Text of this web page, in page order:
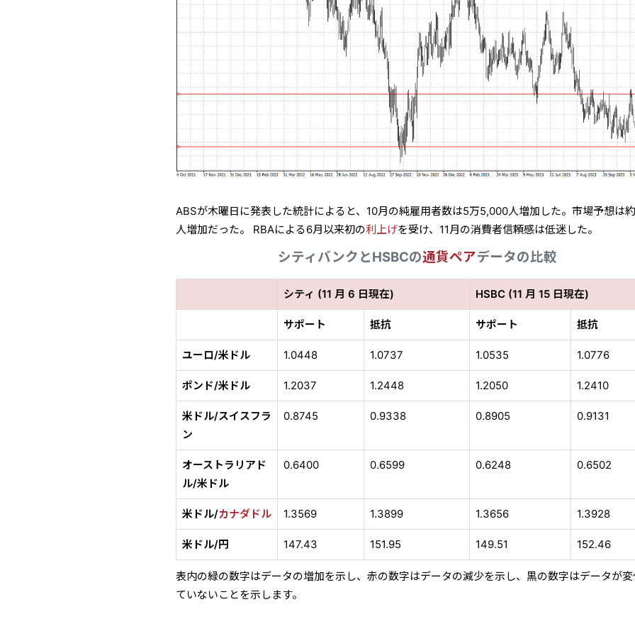
ABSが木曜日に発表した統計によると、10月の純雇用者数は5万5,000人増加した。市場予想は
人増加だった。 RBAによる6月以来初の利上げを受け、11月の消費者信頼感は低迷した。
シティバンクとHSBCの通貨ペアデータの比較
シティ (11 月 6 日現在) HSBC (11 月 15 日現在)
サポート 抵抗 サポート 抵抗
ユーロ/米ドル 1.0448 1.0737 1.0535 1.0776
ポンド/米ドル 1.2037 1.2448 1.2050 1.2410
米ドル/スイスフラ
ン
0.8745 0.9338 0.8905 0.9131
オーストラリアド
ル/米ドル
0.6400 0.6599 0.6248 0.6502
米ドル/カナダドル 1.3569 1.3899 1.3656 1.3928
米ドル/円 147.43 151.95 149.51 152.46
表内の緑の数字はデータの増加を示し、赤の数字はデータの減少を示し、黒の数字はデータが
ていないことを示します。